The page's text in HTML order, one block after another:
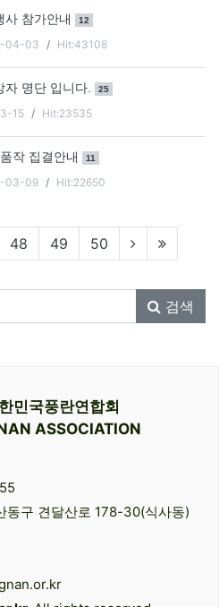
사 참가안내 댓글
12
04-03 Hit:43108
자 명단 입니다. 댓글
25
15 Hit:23535
작 집결안내 댓글
11
03-09 Hit:22650
지48 49 50
검색
민국풍란연합회
ASSOCIATION
동구 견달산로 178-30(식사동)